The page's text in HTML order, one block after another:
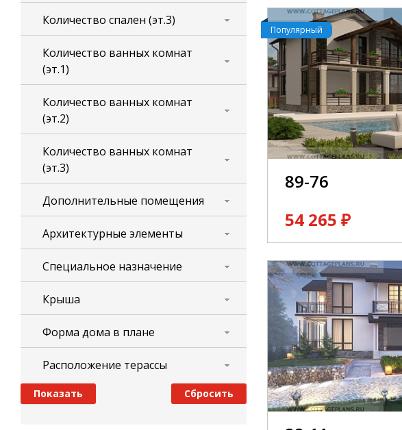
Количество спален (эт.3)
Количество ванных комнат
(эт.1)
Количество ванных комнат
(эт.2)
Количество ванных комнат
(эт.3)
Дополнительные помещения
Архитектурные элементы
Специальное назначение
Крыша
Форма дома в плане
Расположение терассы
Популярный
89-76
54 265 ₽